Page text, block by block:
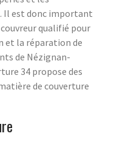
Il est donc important
qualifié pour
et la réparation de
de Nézignan-
34 propose des
de couverture